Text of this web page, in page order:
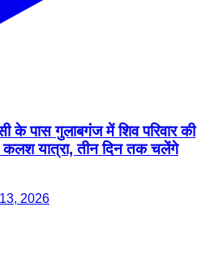
के पास गुलाबगंज में शिव परिवार की
कलश यात्रा, तीन दिन तक चलेंगे
2026